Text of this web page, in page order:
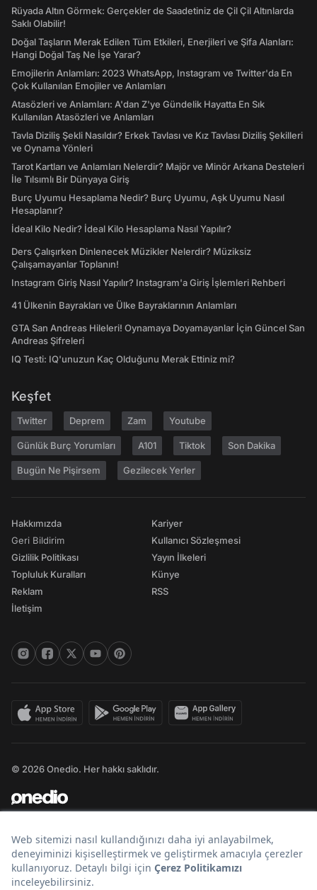
Rüyada Altın Görmek: Gerçekler de Saadetiniz de Çil Çil Altınlarda
Saklı Olabilir!
Doğal Taşların Merak Edilen Tüm Etkileri, Enerjileri ve Şifa Alanları:
Hangi Doğal Taş Ne İşe Yarar?
Emojilerin Anlamları: 2023 WhatsApp, Instagram ve Twitter'da En
Çok Kullanılan Emojiler ve Anlamları
Atasözleri ve Anlamları: A'dan Z'ye Gündelik Hayatta En Sık
Kullanılan Atasözleri ve Anlamları
Tavla Diziliş Şekli Nasıldır? Erkek Tavlası ve Kız Tavlası Diziliş Şekilleri
ve Oynama Yönleri
Tarot Kartları ve Anlamları Nelerdir? Majör ve Minör Arkana Desteleri
İle Tılsımlı Bir Dünyaya Giriş
Burç Uyumu Hesaplama Nedir? Burç Uyumu, Aşk Uyumu Nasıl
Hesaplanır?
İdeal Kilo Nedir? İdeal Kilo Hesaplama Nasıl Yapılır?
Ders Çalışırken Dinlenecek Müzikler Nelerdir? Müziksiz
Çalışamayanlar Toplanın!
Instagram Giriş Nasıl Yapılır? Instagram'a Giriş İşlemleri Rehberi
41 Ülkenin Bayrakları ve Ülke Bayraklarının Anlamları
GTA San Andreas Hileleri! Oynamaya Doyamayanlar İçin Güncel San
Andreas Şifreleri
IQ Testi: IQ'unuzun Kaç Olduğunu Merak Ettiniz mi?
Keşfet
Twitter Deprem Zam Youtube
Günlük Burç Yorumları A101 Tiktok Son Dakika
Bugün Ne Pişirsem Gezilecek Yerler
Hakkımızda
Geri Bildirim
Gizlilik Politikası
Topluluk Kuralları
Reklam
İletişim
Kariyer
Kullanıcı Sözleşmesi
Yayın İlkeleri
Künye
RSS
© 2026 Onedio. Her hakkı saklıdır.
Bir markasıdır.